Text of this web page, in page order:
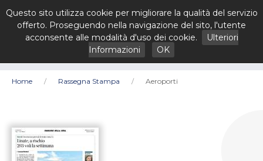
Home Rassegna Stampa Aeroporti
Questo sito utilizza cookie per migliorare la qualità del servizio
offerto. Proseguendo nella navigazione del sito, l'utente
acconsente alle modalità d'uso dei cookie.
Ulteriori
Informazioni
OK